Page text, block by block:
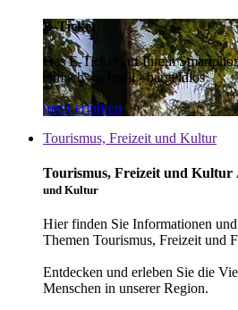
E-Ticket
Das E-Ticket auf Ihrem
einfach - schnell - bargeldlos
mehr erfahren
Tourismus, Freizeit und Kultur
Tourismus, Freizeit und Kultur
und Kultur
Hier finden Sie Informationen
Themen Tourismus, Freizeit und
Entdecken und erleben Sie die
Menschen in unserer Region.